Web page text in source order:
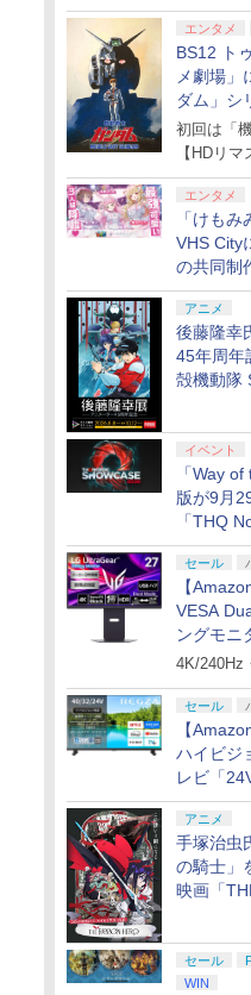
て期間限
始エンタメ
BS12 ト
メ劇場」
ダム」シ
から8週
初回は「
【HDリマ
エンタメ
「けも
VHS City
の共同制
シャルコ
アニメ
後藤隆幸
45年周年
殻機動隊
イベント
「Way
版が9月
「THQ
セール
【
VESA
ングモニ
4K/240Hz
セール
【
ハイビジ
レビ「
得！
アニメ
手塚治虫
の騎士」
映画「
セール
WIN